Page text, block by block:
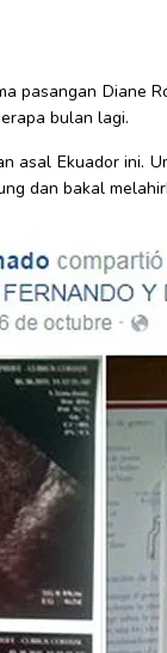
pasangan Diane
bulan lagi.
asal Ekuador ini.
dan bakal